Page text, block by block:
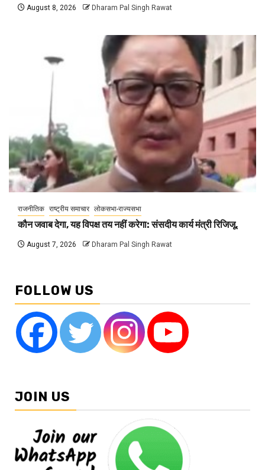
August 8, 2026 Dharam Pal Singh Rawat
राजनीतिक राष्ट्रीय समाचार लोकसभा-राज्यसभा
कौन जवाब देगा, यह विपक्ष तय नहीं करेगा: संसदीय कार्य मंत्री रिजिजू,
August 7, 2026 Dharam Pal Singh Rawat
FOLLOW US
JOIN US